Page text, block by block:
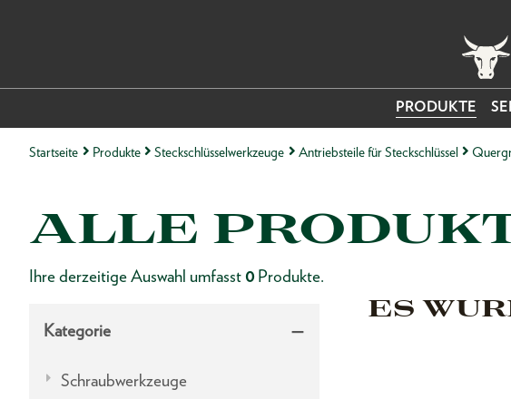
PRODUKTE
Startseite Produkte Steckschlüsselwerkzeuge Antriebsteile für Steckschlüssel
ALLE
Ihre derzeitige Auswahl umfasst 0 Produkte.
Kategorie
Schraubwerkzeuge
ES